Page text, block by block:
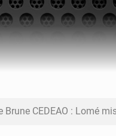
Brune CEDEAO : Lomé